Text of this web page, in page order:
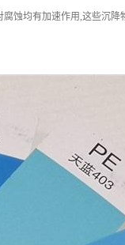
蚀均有加速作用,这些沉